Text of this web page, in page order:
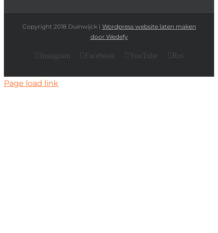
Copyright 2018 Duinwijck | Wordpress website laten maken
door Wedefy
Instagram Facebook YouTube Rss
Page load link